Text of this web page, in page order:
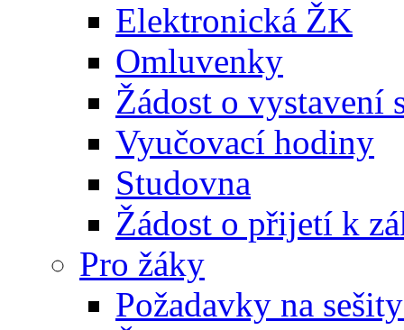
Elektronická ŽK
Omluvenky
Žádost o vystavení
Vyučovací hodiny
Studovna
Žádost o přijetí k
Pro žáky
Požadavky na